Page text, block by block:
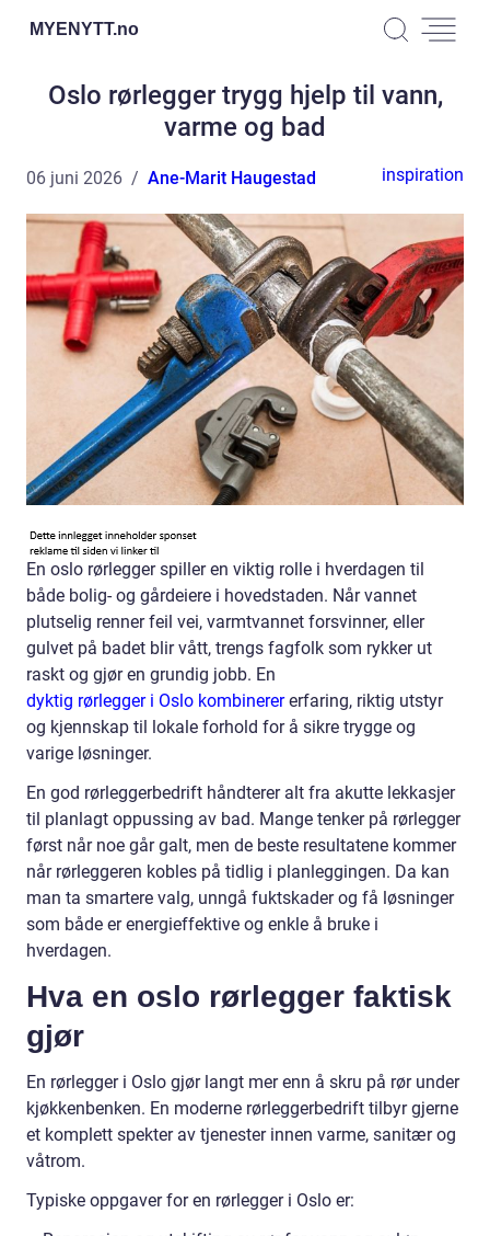
MYENYTT.no
Oslo rørlegger trygg hjelp til vann,
varme og bad
06 juni 2026 Ane-Marit Haugestad inspiration
En oslo rørlegger spiller en viktig rolle i hverdagen til
både bolig- og gårdeiere i hovedstaden. Når vannet
plutselig renner feil vei, varmtvannet forsvinner, eller
gulvet på badet blir vått, trengs fagfolk som rykker ut
raskt og gjør en grundig jobb. En
dyktig rørlegger i Oslo kombinerererfaring, riktig utstyr
og kjennskap til lokale forhold for å sikre trygge og
varige løsninger.
En god rørleggerbedrift håndterer alt fra akutte lekkasjer
til planlagt oppussing av bad. Mange tenker på rørlegger
først når noe går galt, men de beste resultatene kommer
når rørleggeren kobles på tidlig i planleggingen. Da kan
man ta smartere valg, unngå fuktskader og få løsninger
som både er energieffektive og enkle å bruke i
hverdagen.
Hva en oslo rørlegger faktisk
gjør
En rørlegger i Oslo gjør langt mer enn å skru på rør under
kjøkkenbenken. En moderne rørleggerbedrift tilbyr gjerne
et komplett spekter av tjenester innen varme, sanitær og
våtrom.
Typiske oppgaver for en rørlegger i Oslo er: